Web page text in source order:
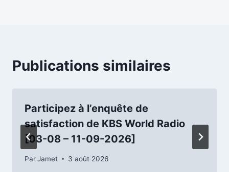
Publications similaires
Participez à l’enquête de
satisfaction de KBS World Radio
[03-08 – 11-09-2026]
ParJamet 3 août 2026